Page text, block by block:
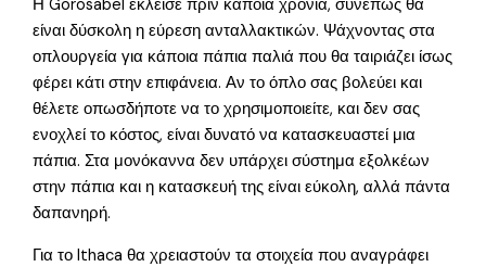
Η Gorosabel έκλεισε πριν κάποια χρόνια, συνεπώς θα
είναι δύσκολη η εύρεση ανταλλακτικών. Ψάχνοντας στα
οπλουργεία για κάποια πάπια παλιά που θα ταιριάζει ίσως
φέρει κάτι στην επιφάνεια. Αν το όπλο σας βολεύει και
θέλετε οπωσδήποτε να το χρησιμοποιείτε, και δεν σας
ενοχλεί το κόστος, είναι δυνατό να κατασκευαστεί μια
πάπια. Στα μονόκαννα δεν υπάρχει σύστημα εξολκέων
στην πάπια και η κατασκευή της είναι εύκολη, αλλά πάντα
δαπανηρή.
Για το Ithaca θα χρειαστούν τα στοιχεία που αναγράφει